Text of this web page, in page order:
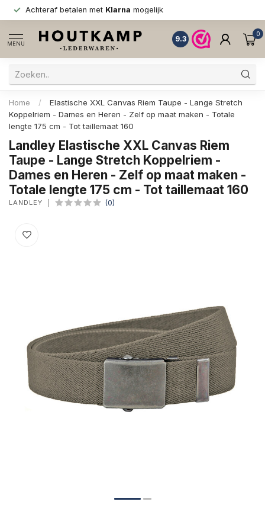
Achteraf betalen met Klarna mogelijk
MENU
9.3
0
Home /
Elastische XXL Canvas Riem Taupe - Lange Stretch
Koppelriem - Dames en Heren - Zelf op maat maken - Totale
lengte 175 cm - Tot taillemaat 160
Landley Elastische XXL Canvas Riem
Taupe - Lange Stretch Koppelriem -
Dames en Heren - Zelf op maat maken -
Totale lengte 175 cm - Tot taillemaat 160
LANDLEY (0)